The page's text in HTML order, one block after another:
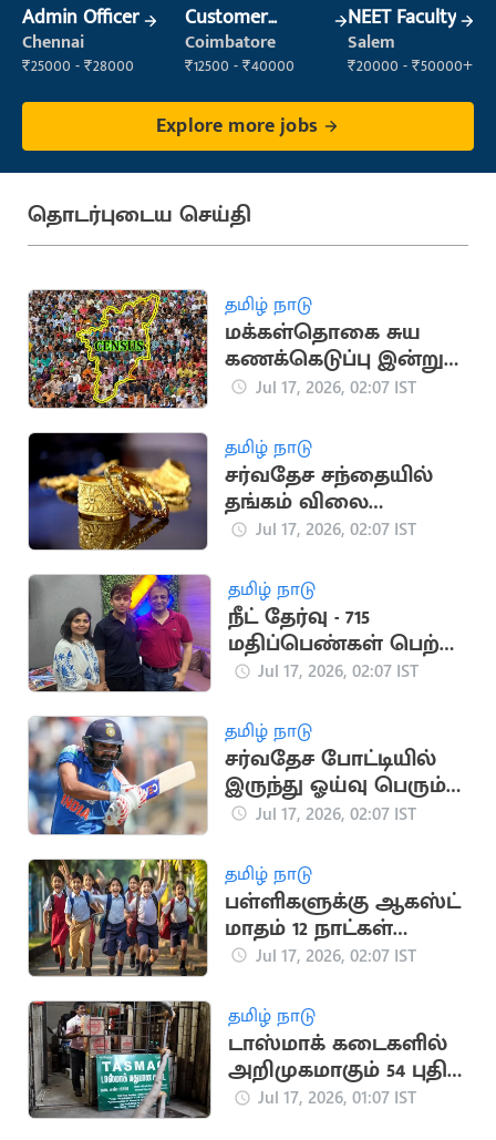
Admin Officer
Chennai
₹25000 - ₹28000
Customer
Support Officer
Coimbatore
₹12500 - ₹40000
NEET Faculty
Salem
₹20000 - ₹50000+
Explore more jobs
தொடர்புடைய செய்தி
தமிழ் நாடு
மக்கள்தொகை சுய
கணக்கெடுப்பு இன்று
முதல் தொடக்கம்
Jul 17, 2026, 02:07 IST
தமிழ் நாடு
சர்வதேச சந்தையில்
தங்கம் விலை
கணிசமாக குறைந்தது
Jul 17, 2026, 02:07 IST
தமிழ் நாடு
நீட் தேர்வு - 715
மதிப்பெண்கள் பெற்று
2 மாணவர்கள்
Jul 17, 2026, 02:07 IST
தமிழ் நாடு
சர்வதேச போட்டியில்
இருந்து ஓய்வு பெரும்
ரோஹித் சர்மா?
Jul 17, 2026, 02:07 IST
தமிழ் நாடு
பள்ளிகளுக்கு ஆகஸ்ட்
மாதம் 12 நாட்கள்
விடுமுறை
Jul 17, 2026, 02:07 IST
தமிழ் நாடு
டாஸ்மாக் கடைகளில்
அறிமுகமாகும் 54 புதிய
பிராண்ட் மது வகைகள்
Jul 17, 2026, 01:07 IST